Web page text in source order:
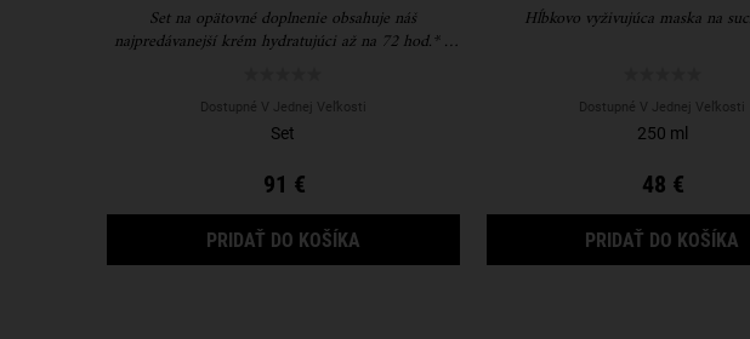
Set na opätovné doplnenie obsahuje náš
najpredávanejší krém hydratujúci až na 72 hod.* a
Dostupné V Jednej Veľkosti
Set
91 €
PRIDAŤ DO KOŠÍKA HYDRATION REFILLERY DARČEKOVÝ SET
Hĺbkovo vyživujúca maska na
Dostupné V Jednej Veľkosti
250 ml
48 €
PRIDAŤ DO KOŠÍKA